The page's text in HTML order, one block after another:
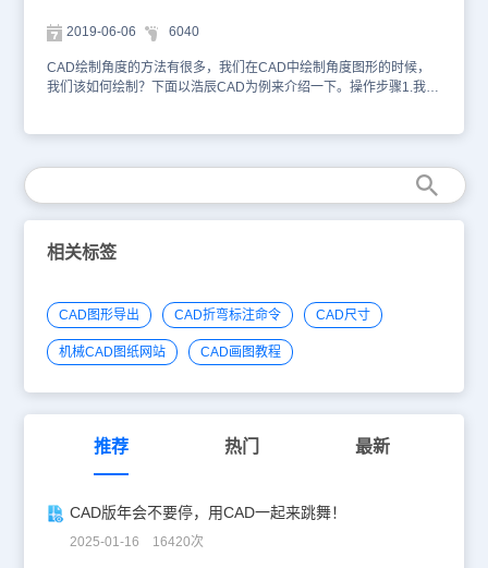
2019-06-06 6040
CAD绘制角度的方法有很多，我们在CAD中绘制角度图形的时候，
我们该如何绘制？下面以浩辰CAD为例来介绍一下。操作步骤1.我们
度】 5. 对于我们的两线角度进行标注，显示45°。 就是角度的绘制和
标注功能，是非常简单易操作的，当然有时候也可以参照命令行的提
示来绘制。
相关标签
CAD图形导出 CAD折弯标注命令 CAD尺寸
机械CAD图纸网站 CAD画图教程
推荐 热门 最新
CAD版年会不要停，用CAD一起来跳舞！
2025-01-16 16420次